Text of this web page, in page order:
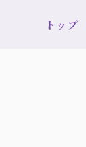
トップ